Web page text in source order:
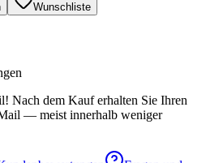
Wunschliste
Nach dem Kauf erhalten Sie Ihren
— meist innerhalb weniger